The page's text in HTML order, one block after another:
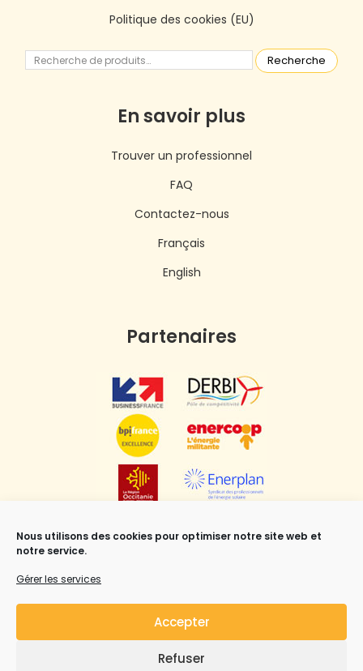
Nous utilisons des cookies pour optimiser notre site web et
notre service.
Gérer les services
Accepter
Refuser
Politique des cookies (EU)
Recherche
En savoir plus
Trouver un professionnel
FAQ
Contactez-nous
Français
English
Partenaires